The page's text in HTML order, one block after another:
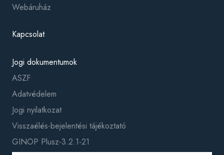
Webáruház
Kapcsolat
Jogi dokumentumok
ASZF
Adatvédelem
Jogi nyilatkozat
Visszaélés-bejelentési tájékoztató
GINOP Plusz-3.2.1-21